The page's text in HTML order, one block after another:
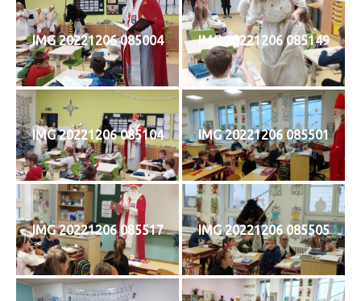
IMG 20221206 085004 IMG 20221206 085149
IMG 20221206 085104 IMG 20221206 085501
IMG 20221206 085517 IMG 20221206 085505